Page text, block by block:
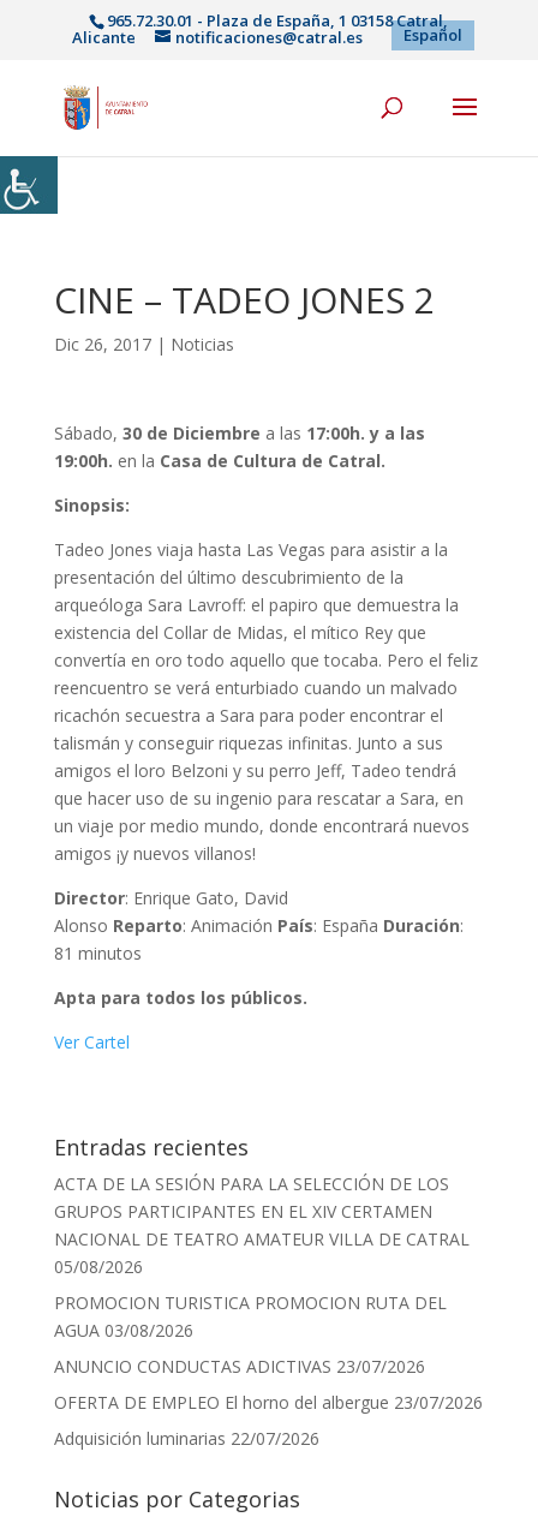
965.72.30.01 - Plaza de España, 1 03158 Catral,
Alicante notificaciones@catral.es Español
CINE – TADEO JONES 2
Dic 26, 2017| Noticias
Sábado, 30 de Diciembre a las 17:00h. y a las
19:00h. en la Casa de Cultura de Catral.
Sinopsis:
Tadeo Jones viaja hasta Las Vegas para asistir a la
presentación del último descubrimiento de la
arqueóloga Sara Lavroff: el papiro que demuestra la
existencia del Collar de Midas, el mítico Rey que
convertía en oro todo aquello que tocaba. Pero el feliz
reencuentro se verá enturbiado cuando un malvado
ricachón secuestra a Sara para poder encontrar el
talismán y conseguir riquezas infinitas. Junto a sus
amigos el loro Belzoni y su perro Jeff, Tadeo tendrá
que hacer uso de su ingenio para rescatar a Sara, en
un viaje por medio mundo, donde encontrará nuevos
amigos ¡y nuevos villanos!
Director: Enrique Gato, David
Alonso Reparto: Animación País: España Duración:
81 minutos
Apta para todos los públicos.
Ver Cartel
Entradas recientes
ACTA DE LA SESIÓN PARA LA SELECCIÓN DE LOS
GRUPOS PARTICIPANTES EN EL XIV CERTAMEN
NACIONAL DE TEATRO AMATEUR VILLA DE CATRAL
05/08/2026
PROMOCION TURISTICA PROMOCION RUTA DEL
AGUA 03/08/2026
ANUNCIO CONDUCTAS ADICTIVAS 23/07/2026
OFERTA DE EMPLEO El horno del albergue 23/07/2026
Adquisición luminarias 22/07/2026
Noticias por Categorias